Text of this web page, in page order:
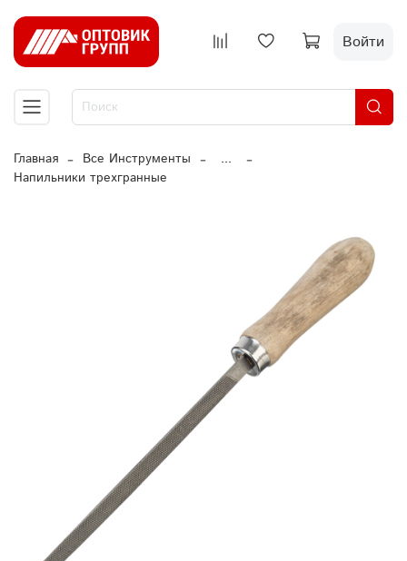
Войти
Главная Все Инструменты
...
Напильники трехгранные